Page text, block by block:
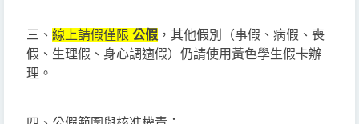
三、 線上請假僅限 公假 ，其他假別（事假、病假、喪
假、生理假、身心調適假）仍請使用黃色學生假卡辦
理。